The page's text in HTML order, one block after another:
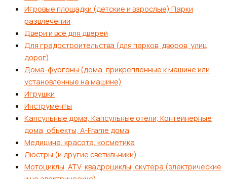
Игровые площадки (детские и взрослые) Парки
развлечений
Двери и всё для дверей
Для градостроительства (для парков, дворов, улиц,
дорог)
Дома-фургоны (дома, прикрепленные к машине или
установленные на машине)
Игрушки
Инструменты
Капсульные дома, Капсульные отели, Контейнерные
дома, обьекты, А-Frame дома
Медицина, красота, косметика
Люстры (и другие светильники)
Мотоциклы, ATV, квадроциклы, скутера (электрические